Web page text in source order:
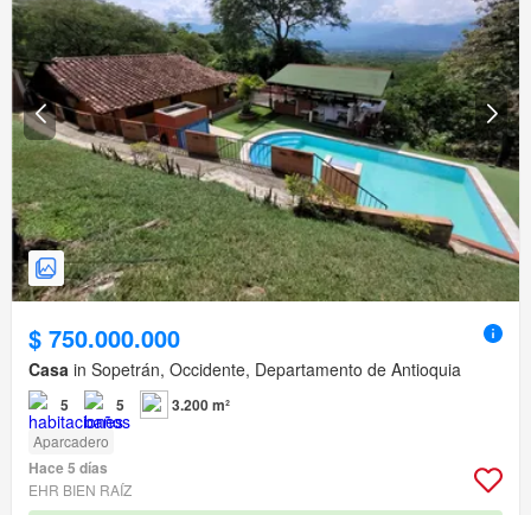
$ 750.000.000
Casa in Sopetrán, Occidente, Departamento de Antioquia
5 5 3.200 m²
Aparcadero
Hace 5 días
EHR BIEN RAÍZ